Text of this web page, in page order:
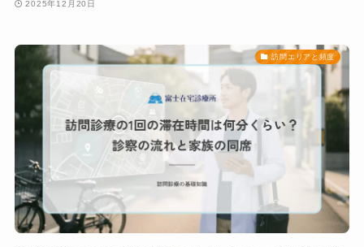
2025年12月20日
訪問エリアと頻度